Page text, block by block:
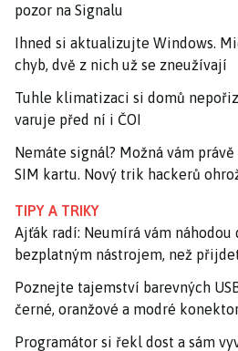
pozor na Signalu
Ihned si aktualizujte Windows.
chyb, dvě z nich už se zneužívají
Tuhle klimatizaci si domů
varuje před ní i ČOI
Nemáte signál? Možná vám
SIM kartu. Nový trik hackerů
TIPY A TRIKY
Ajťák radí: Neumírá vám
bezplatným nástrojem, než
Poznejte tajemství barevných
černé, oranžové a modré
Programátor si řekl dost a sám